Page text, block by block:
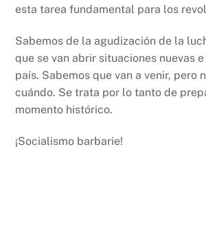
esta tarea fundamental para los
Sabemos de la agudización de la
que se van abrir situaciones nuevas
país. Sabemos que van a venir, pero
cuándo. Se trata por lo tanto de
momento histórico.
¡Socialismo barbarie!